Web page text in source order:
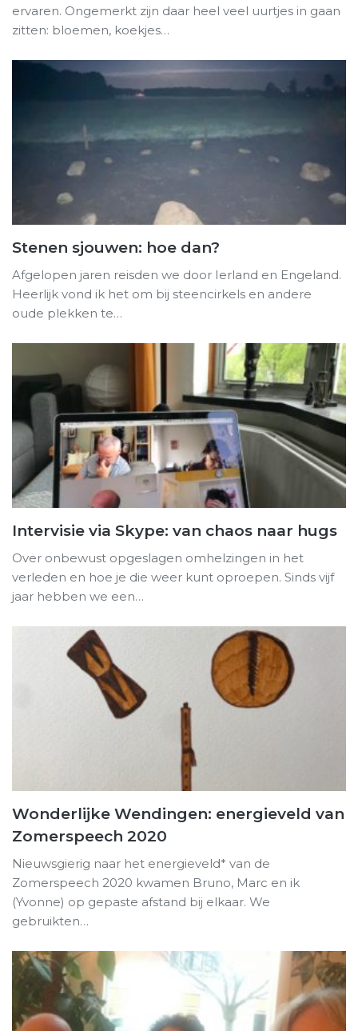
ervaren. Ongemerkt zijn daar heel veel uurtjes in gaan
zitten: bloemen, koekjes…
Stenen sjouwen: hoe dan?
Afgelopen jaren reisden we door Ierland en Engeland.
Heerlijk vond ik het om bij steencirkels en andere
oude plekken te…
Intervisie via Skype: van chaos naar hugs
Over onbewust opgeslagen omhelzingen in het
verleden en hoe je die weer kunt oproepen. Sinds vijf
jaar hebben we een…
Wonderlijke Wendingen: energieveld van
Zomerspeech 2020
Nieuwsgierig naar het energieveld* van de
Zomerspeech 2020 kwamen Bruno, Marc en ik
(Yvonne) op gepaste afstand bij elkaar. We
gebruikten…